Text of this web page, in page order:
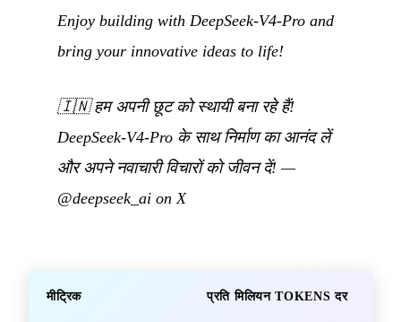
Enjoy building with DeepSeek-V4-Pro and
bring your innovative ideas to life!
🇮🇳हम अपनी छूट को स्थायी बना रहे हैं!
DeepSeek-V4-Pro के साथ निर्माण का आनंद लें
और अपने नवाचारी विचारों को जीवन दें! —
@deepseek_ai on X
मीट्रिक प्रति मिलियन TOKENS दर